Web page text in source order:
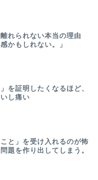
離れられない本当の理由
かもしれない。」
」を証明したくなるほど、
し痛い
こと」を受け入れるのが怖
題を作り出してしまう。